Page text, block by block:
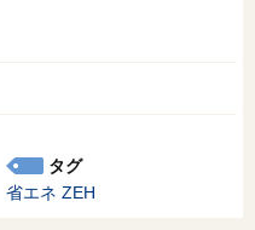
タグ
省エネ ZEH